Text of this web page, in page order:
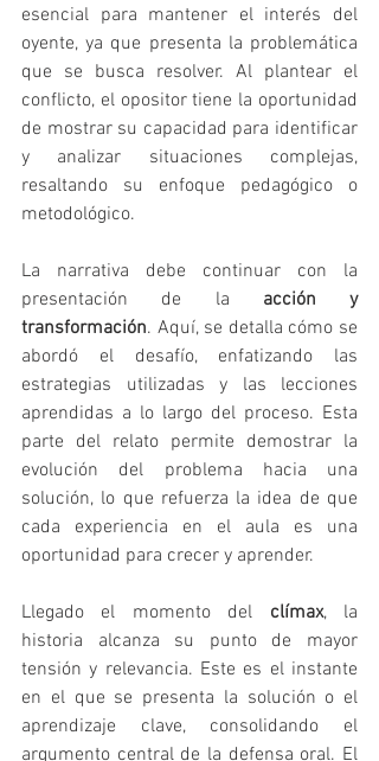
esencial para mantener el interés del
oyente, ya que presenta la problemática
que se busca resolver. Al plantear el
conflicto, el opositor tiene la oportunidad
de mostrar su capacidad para identificar
y analizar situaciones complejas,
resaltando su enfoque pedagógico o
metodológico.
La narrativa debe continuar con la
presentación de la acción y
transformación. Aquí, se detalla cómo se
abordó el desafío, enfatizando las
estrategias utilizadas y las lecciones
aprendidas a lo largo del proceso. Esta
parte del relato permite demostrar la
evolución del problema hacia una
solución, lo que refuerza la idea de que
cada experiencia en el aula es una
oportunidad para crecer y aprender.
Llegado el momento del clímax, la
historia alcanza su punto de mayor
tensión y relevancia. Este es el instante
en el que se presenta la solución o el
aprendizaje clave, consolidando el
argumento central de la defensa oral. El